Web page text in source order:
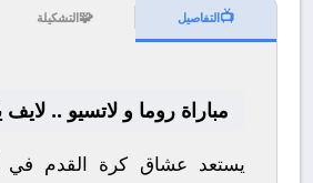
📺التفاصيل 🧩التشكيلة
مباراة روما و لاتسيو ..
يستعد عشاق كرة القدم في